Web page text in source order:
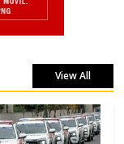
View All